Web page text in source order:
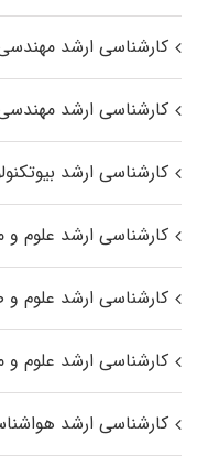
کارشناسی ارشد
کارشناسی ارشد
کارشناسی ارشد
کارشناسی ارشد علوم و
کارشناسی ارشد علوم و
کارشناسی ارشد
کارشناسی ارشد